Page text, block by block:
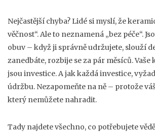
Nejčastější chyba? Lidé si myslí, že
věčnost“. Ale to neznamená „bez péče“.
obuv – když ji správně udržujete, slouží
zanedbáte, rozbije se za pár měsíců.
jsou investice. A jak každá investice,
údržbu. Nezapomeňte na ně – protože
který nemůžete nahradit.
Tady najdete všechno, co potřebujete